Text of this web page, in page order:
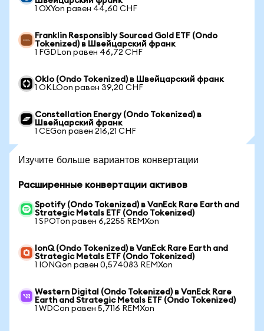
1 OXYon равен 44,60 CHF
Franklin Responsibly Sourced Gold ETF (Ondo
Tokenized) в Швейцарский франк
1 FGDLon равен 46,72 CHF
Oklo (Ondo Tokenized) в Швейцарский франк
1 OKLOon равен 39,20 CHF
Constellation Energy (Ondo Tokenized) в
Швейцарский франк
1 CEGon равен 216,21 CHF
Изучите больше вариантов конвертации
Расширенные конвертации активов
Spotify (Ondo Tokenized) в VanEck Rare Earth and
Strategic Metals ETF (Ondo Tokenized)
1 SPOTon равен 6,2255 REMXon
IonQ (Ondo Tokenized) в VanEck Rare Earth and
Strategic Metals ETF (Ondo Tokenized)
1 IONQon равен 0,574083 REMXon
Western Digital (Ondo Tokenized) в VanEck Rare
Earth and Strategic Metals ETF (Ondo Tokenized)
1 WDCon равен 5,7116 REMXon